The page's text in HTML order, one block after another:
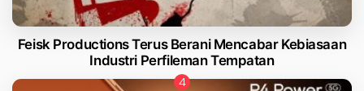
Feisk Productions Terus Berani Mencabar Kebiasaan
Industri Perfileman Tempatan